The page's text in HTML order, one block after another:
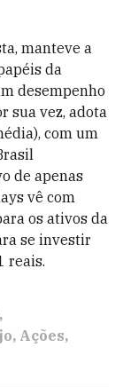
manteve a
da
desempenho
sua vez, adota
com um
de apenas
vê com
os ativos da
se investir
reais.
Ações